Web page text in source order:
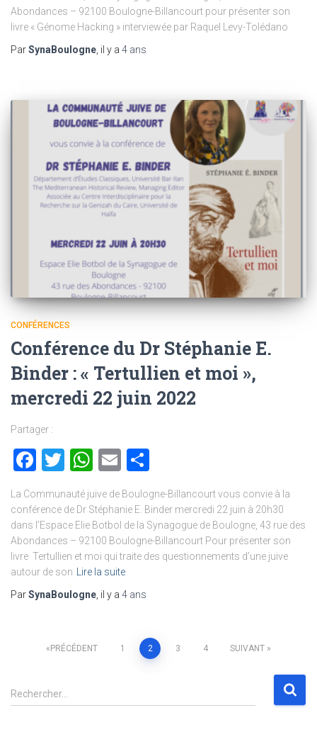
Abondances – 92100 Boulogne-Billancourt pour présenter son
livre « Génome Hacking » interviewée par Raquel Levy-Tolédano
ParSynaBoulogne , il y a 4 ans
CONFÉRENCES
Conférence du Dr Stéphanie E.
Binder : « Tertullien et moi »,
mercredi 22 juin 2022
Partager :
Facebook
Twitter
WhatsApp
Email
La Communauté juive de Boulogne-Billancourt vous convie à la
conférence de Dr Stéphanie E. Binder mercredi 22 juin à 20h30
dans l’Espace Elie Botbol de la Synagogue de Boulogne, 43 rue des
Abondances – 92100 Boulogne-Billancourt Pour présenter son
livre Tertullien et moi qui traite des questionnements d’une juive
autour de son Lire la suite
ParSynaBoulogne , il y a 4 ans
Pagination
des
PRÉCÉDENT 1 2 3 4 SUIVANT
R
e
Rechercher…